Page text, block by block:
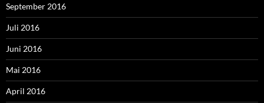
September 2016
Juli 2016
Juni 2016
Mai 2016
April 2016